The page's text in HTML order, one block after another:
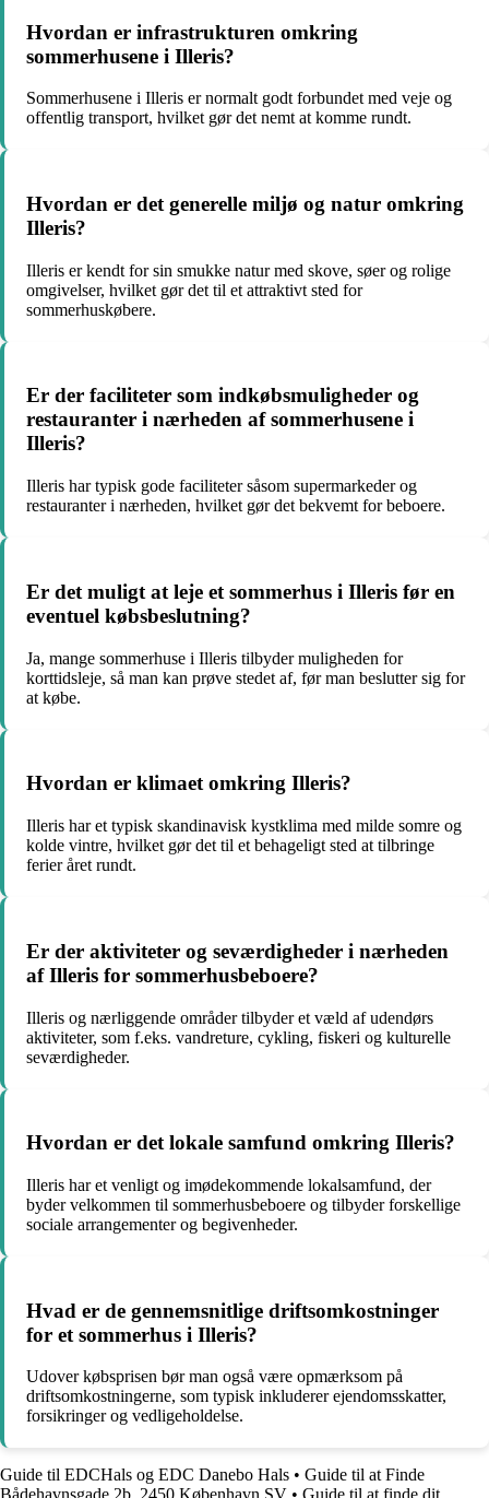
Hvordan er infrastrukturen omkring
sommerhusene i Illeris?
Sommerhusene i Illeris er normalt godt forbundet med veje og
offentlig transport, hvilket gør det nemt at komme rundt.
Hvordan er det generelle miljø og natur omkring
Illeris?
Illeris er kendt for sin smukke natur med skove, søer og rolige
omgivelser, hvilket gør det til et attraktivt sted for
sommerhuskøbere.
Er der faciliteter som indkøbsmuligheder og
restauranter i nærheden af sommerhusene i
Illeris?
Illeris har typisk gode faciliteter såsom supermarkeder og
restauranter i nærheden, hvilket gør det bekvemt for beboere.
Er det muligt at leje et sommerhus i Illeris før en
eventuel købsbeslutning?
Ja, mange sommerhuse i Illeris tilbyder muligheden for
korttidsleje, så man kan prøve stedet af, før man beslutter sig for
at købe.
Hvordan er klimaet omkring Illeris?
Illeris har et typisk skandinavisk kystklima med milde somre og
kolde vintre, hvilket gør det til et behageligt sted at tilbringe
ferier året rundt.
Er der aktiviteter og seværdigheder i nærheden
af Illeris for sommerhusbeboere?
Illeris og nærliggende områder tilbyder et væld af udendørs
aktiviteter, som f.eks. vandreture, cykling, fiskeri og kulturelle
seværdigheder.
Hvordan er det lokale samfund omkring Illeris?
Illeris har et venligt og imødekommende lokalsamfund, der
byder velkommen til sommerhusbeboere og tilbyder forskellige
sociale arrangementer og begivenheder.
Hvad er de gennemsnitlige driftsomkostninger
for et sommerhus i Illeris?
Udover købsprisen bør man også være opmærksom på
driftsomkostningerne, som typisk inkluderer ejendomsskatter,
forsikringer og vedligeholdelse.
Guide til EDCHals og EDC Danebo Hals • Guide til at Finde